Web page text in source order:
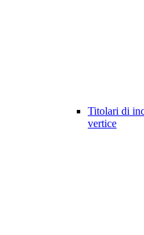
Titolari di
vertice